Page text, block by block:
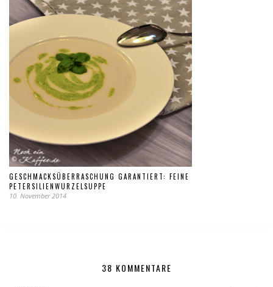
GESCHMACKSÜBERRASCHUNG GARANTIERT: FEINE
PETERSILIENWURZELSUPPE
10. November 2014
38 KOMMENTARE